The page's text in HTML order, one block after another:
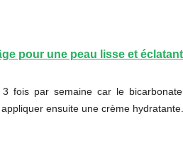
pour une peau lisse et
fois par semaine car le
ensuite une crème hydratante.